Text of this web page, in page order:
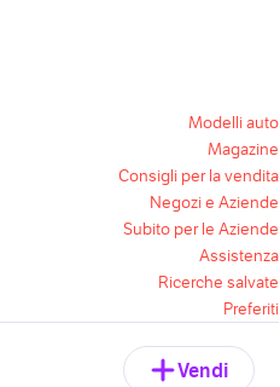
Modelli auto
Magazine
Consigli per la vendita
Negozi e Aziende
Subito per le Aziende
Assistenza
Ricerche salvate
Preferiti
Vendi